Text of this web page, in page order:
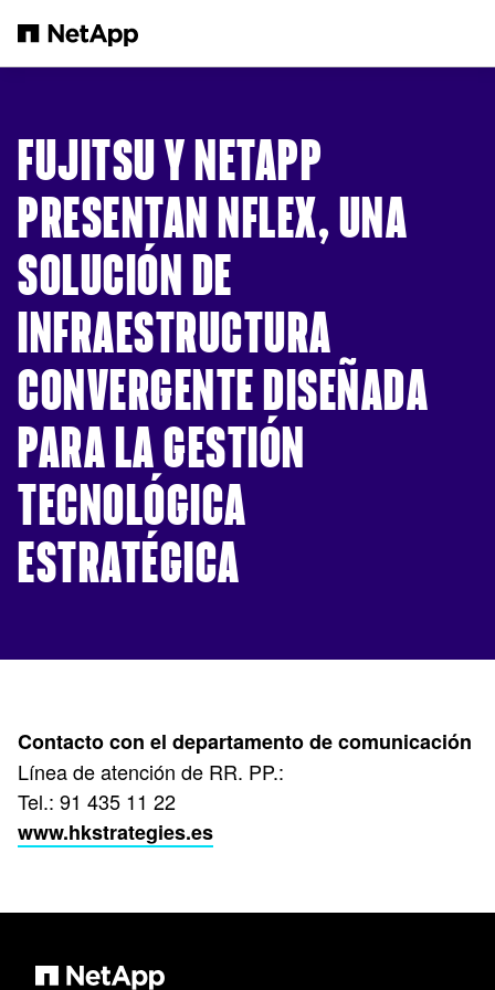
FUJITSU Y NETAPP
PRESENTAN NFLEX, UNA
SOLUCIÓN DE
INFRAESTRUCTURA
CONVERGENTE DISEÑADA
PARA LA GESTIÓN
TECNOLÓGICA
ESTRATÉGICA
Contacto con el departamento de comunicación
Línea de atención de RR. PP.:
Tel.: 91 435 11 22
www.hkstrategies.es